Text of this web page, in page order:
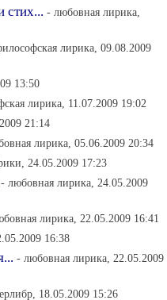
стих... - любовная лирика,
лирика, 09.08.2009
13:50
лирика, 11.07.2009 19:02
21:14
лирика, 05.06.2009 20:34
24.05.2009 17:23
- любовная лирика, 24.05.2009
лирика, 22.05.2009 16:41
16:38
- любовная лирика, 22.05.2009
18.05.2009 15:26